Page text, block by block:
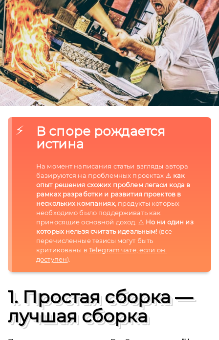
В споре рождается
истина
На момент написания статьи взгляды автора
базируются на проблемных проектах ⚠️ как
опыт решения схожих проблем легаси кода в
рамках разработки и развития проектов в
нескольких компаниях, продукты которых
необходимо было поддерживать как
приносящие основной доход. ⚠️ Но ни один из
которых нельзя считать идеальным! (все
перечисленные тезисы могут быть
критикованы в Telegram чате, если он
доступен).
1. Простая сборка —
лучшая сборка